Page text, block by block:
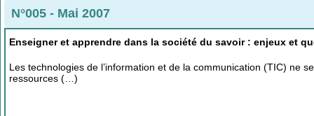
N°005 - Mai 2007
Enseigner et apprendre dans la société du savoir : enjeux et
Les technologies de l’information et de la communication (TIC) ne
ressources (…)